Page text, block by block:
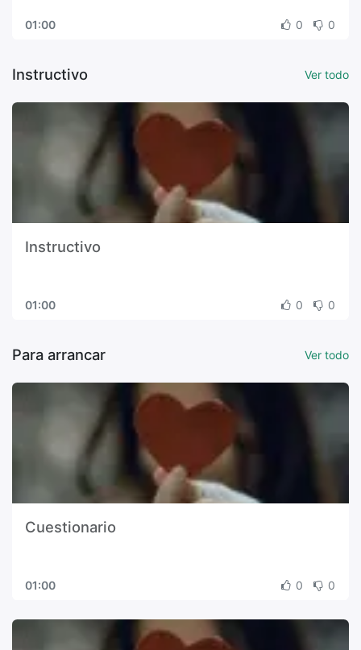
01:00 0 0
Instructivo Ver todo
Instructivo
01:00 0 0
Para arrancar Ver todo
Cuestionario
01:00 0 0